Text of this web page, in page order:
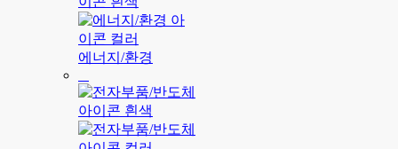
에너지/환경